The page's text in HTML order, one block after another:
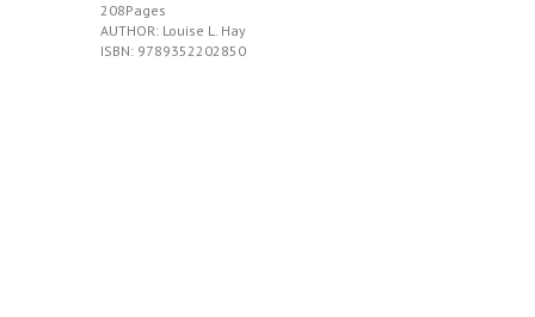
208Pages
AUTHOR: Louise L. Hay
ISBN: 9789352202850